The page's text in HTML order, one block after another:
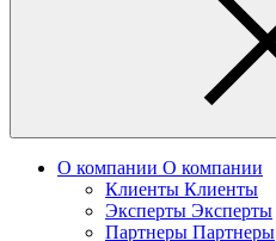
О компании О компании
Клиенты Клиенты
Эксперты Эксперты
Партнеры Партнеры